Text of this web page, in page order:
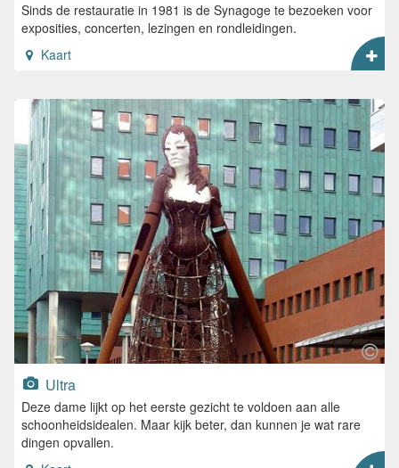
Sinds de restauratie in 1981 is de Synagoge te bezoeken voor
exposities, concerten, lezingen en rondleidingen.
Kaart
Ultra
Deze dame lijkt op het eerste gezicht te voldoen aan alle
schoonheidsidealen. Maar kijk beter, dan kunnen je wat rare
dingen opvallen.